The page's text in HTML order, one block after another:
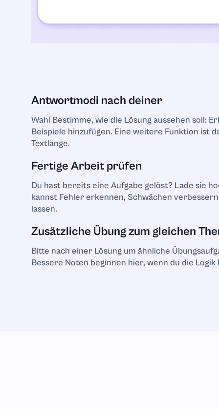
Makroökonomie
Mikrobiologie
Mikroökonomie
Antwortmodi nach deiner
Wahl Bestimme, wie die Lösung aussehen soll:
Beispiele hinzufügen. Eine weitere Funktion ist
Textlänge.
Fertige Arbeit prüfen
Du hast bereits eine Aufgabe gelöst? Lade sie
kannst Fehler erkennen, Schwächen
lassen.
Zusätzliche Übung zum gleichen
Bitte nach einer Lösung um ähnliche
Bessere Noten beginnen hier, wenn du die